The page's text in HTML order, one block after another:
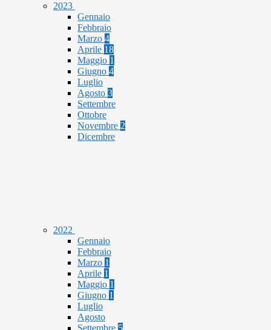
2023
Gennaio
Febbraio
Marzo 4
Aprile 18
Maggio 1
Giugno 4
Luglio
Agosto 3
Settembre
Ottobre
Novembre 2
Dicembre
2022
Gennaio
Febbraio
Marzo 1
Aprile 1
Maggio 1
Giugno 1
Luglio
Agosto